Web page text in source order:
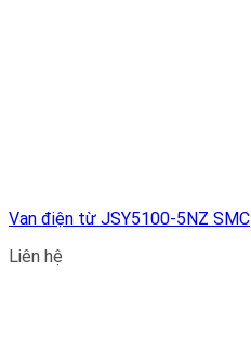
Van điện từ JSY5100-5NZ SMC
Liên hệ